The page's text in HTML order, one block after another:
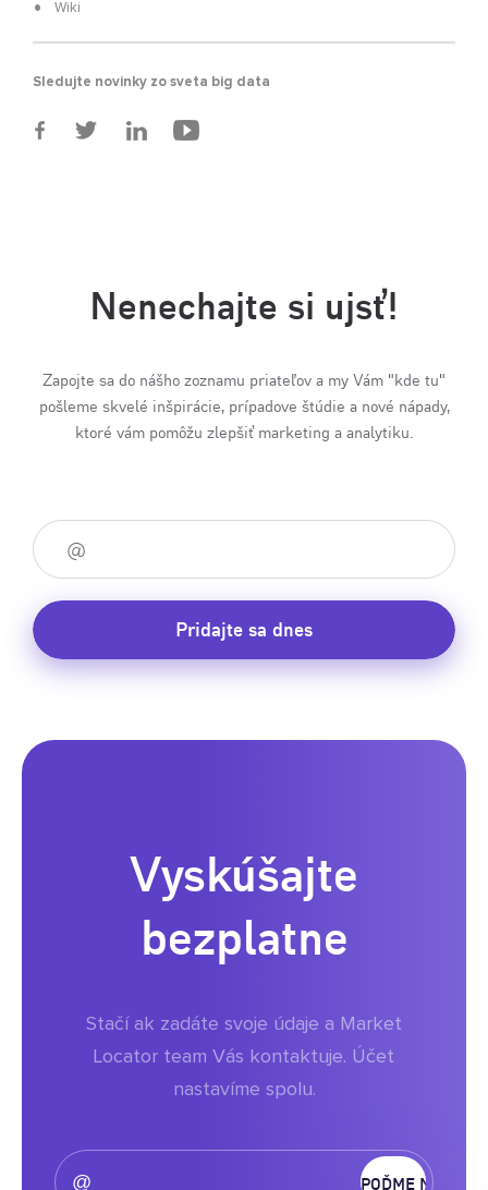
Wiki
Sledujte novinky zo sveta big data
Nenechajte si ujsť!
Zapojte sa do nášho zoznamu priateľov a my Vám "kde tu"
pošleme skvelé inšpirácie, prípadove štúdie a nové nápady,
ktoré vám pomôžu zlepšiť marketing a analytiku.
Pridajte sa dnes
Vyskúšajte
bezplatne
Stačí ak zadáte svoje údaje a Market
Locator team Vás kontaktuje. Účet
nastavíme spolu.